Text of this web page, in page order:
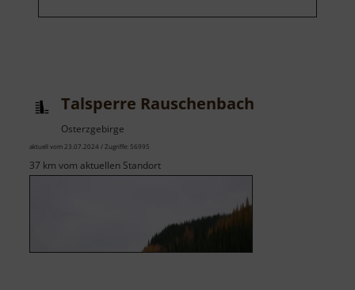
Talsperre Rauschenbach
Osterzgebirge
aktuell vom 23.07.2024 / Zugriffe: 56995
37 km vom aktuellen Standort